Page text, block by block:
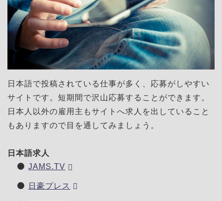
日本語で投稿されている仕事が多く、応募がしやすい
サイトです。短期間で沢山応募することができます。
日本人以外の雇用主もサイトへ求人を出していること
もありますので目を通してみましょう。
日本語求人
JAMS.TV
日豪プレス